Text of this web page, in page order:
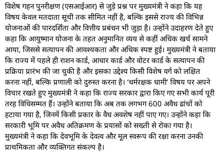
विशेष गहन पुनरीक्षण (एसआईआर) से जुड़े प्रश्न पर मुख्यमंत्री ने कहा कि यह
विषय केवल मतदाता सूची तक सीमित नहीं है, बल्कि इससे राज्य की विभिन्न
योजनाओं की पारदर्शिता और वित्तीय प्रबंधन भी जुड़ा है। उन्होंने उदाहरण देते हुए
कहा कि आयुष्मान योजना के तहत अनुमानित व्यय से कहीं अधिक खर्च सामने
आया, जिससे सत्यापन की आवश्यकता और अधिक स्पष्ट हुई। मुख्यमंत्री ने बताया
कि राज्य में पहले ही राशन कार्ड, आधार कार्ड और वोटर कार्ड के सत्यापन की
प्रक्रिया प्रारंभ की जा चुकी है और इसका उद्देश्य किसी विशेष वर्ग को लक्षित
करना नहीं, बल्कि प्रणाली को दुरुस्त करना है। ‘धर्मरक्षक धामी’ विषय पर अपने
विचार रखते हुए मुख्यमंत्री ने कहा कि राज्य सरकार द्वारा किए गए सभी कार्य पूरी
तरह विधिसम्मत हैं। उन्होंने बताया कि अब तक लगभग 600 अवैध ढांचों को
हटाया गया है, जिनमें किसी प्रकार के वैध अवशेष नहीं पाए गए। उन्होंने कहा कि
सरकारी भूमि पर अवैध अतिक्रमण के प्रयासों को सख्ती से रोका गया है।
मुख्यमंत्री ने कहा कि देवभूमि के देवत्व और मूल स्वरूप की रक्षा करना उनकी
प्राथमिकता और व्यक्तिगत संकल्प है।